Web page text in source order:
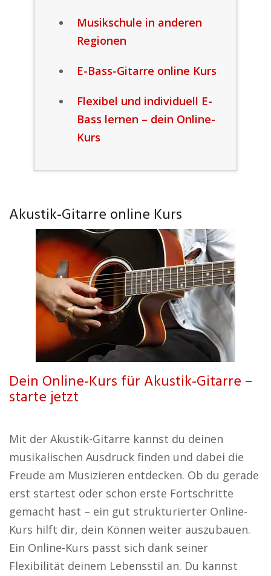
Musikschule in anderen
Regionen
E-Bass-Gitarre online Kurs
Flexibel und individuell E-
Bass lernen – dein Online-
Kurs
Akustik-Gitarre online Kurs
Dein Online-Kurs für Akustik-Gitarre –
starte jetzt
Mit der Akustik-Gitarre kannst du deinen
musikalischen Ausdruck finden und dabei die
Freude am Musizieren entdecken. Ob du gerade
erst startest oder schon erste Fortschritte
gemacht hast – ein gut strukturierter Online-
Kurs hilft dir, dein Können weiter auszubauen.
Ein Online-Kurs passt sich dank seiner
Flexibilität deinem Lebensstil an. Du kannst